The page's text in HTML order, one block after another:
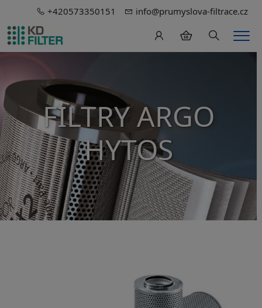
+420573350151 info@prumyslova-filtrace.cz
Hledání
FILTRY ARGO
HYTOS